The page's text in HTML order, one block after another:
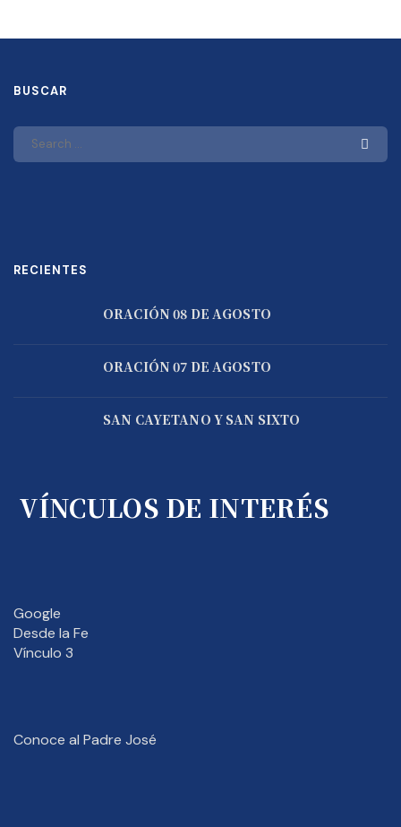
BUSCAR
RECIENTES
ORACIÓN 08 DE AGOSTO
ORACIÓN 07 DE AGOSTO
SAN CAYETANO Y SAN SIXTO
VÍNCULOS DE INTERÉS
Google
Desde la Fe
Vínculo 3
Conoce al Padre José